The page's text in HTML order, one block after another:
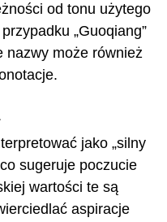
od tonu użytego
„Guoqiang”
nazwy może również
jako „silny
sugeruje poczucie
wartości te są
aspiracje